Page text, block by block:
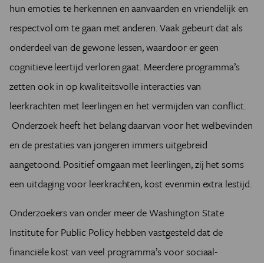
hun emoties te herkennen en aanvaarden en vriendelijk en
respectvol om te gaan met anderen. Vaak gebeurt dat als
onderdeel van de gewone lessen, waardoor er geen
cognitieve leertijd verloren gaat. Meerdere programma’s
zetten ook in op kwaliteitsvolle interacties van
leerkrachten met leerlingen en het vermijden van conflict.
Onderzoek heeft het belang daarvan voor het welbevinden
en de prestaties van jongeren immers uitgebreid
aangetoond. Positief omgaan met leerlingen, zij het soms
een uitdaging voor leerkrachten, kost evenmin extra lestijd.
Onderzoekers van onder meer de Washington State
Institute for Public Policy hebben vastgesteld dat de
financiële kost van veel programma’s voor sociaal-